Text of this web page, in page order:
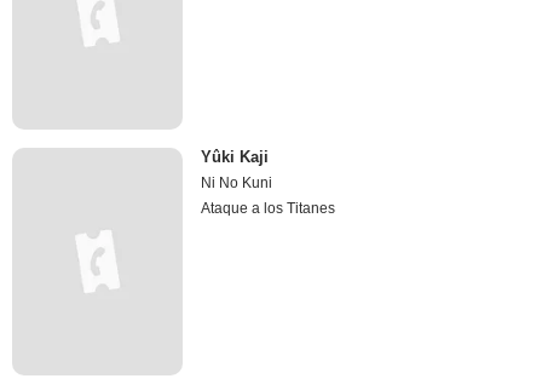
Yûki Kaji
Ni No Kuni
Ataque a los Titanes